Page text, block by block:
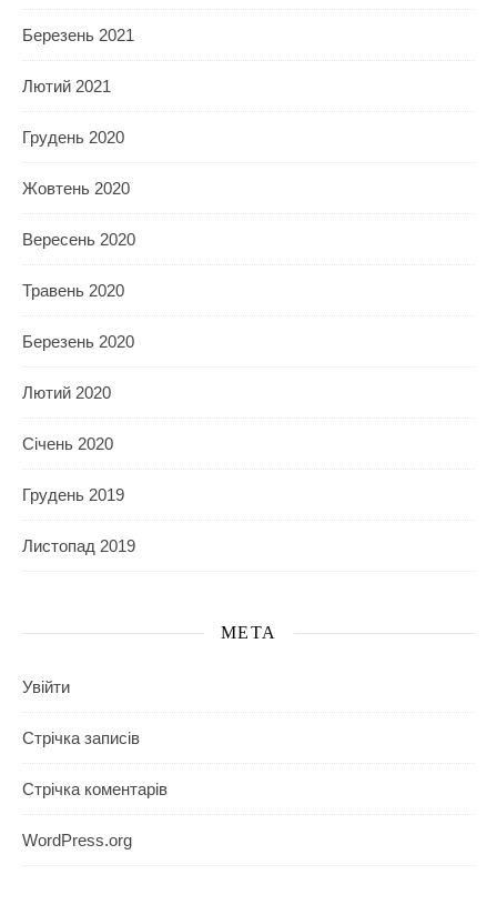
Березень 2021
Лютий 2021
Грудень 2020
Жовтень 2020
Вересень 2020
Травень 2020
Березень 2020
Лютий 2020
Січень 2020
Грудень 2019
Листопад 2019
МЕТА
Увійти
Стрічка записів
Стрічка коментарів
WordPress.org